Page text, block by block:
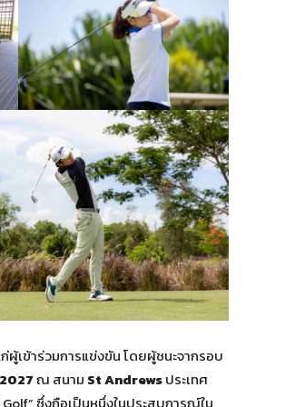
เข้าร่วมการแข่งขัน โดยผู้ชนะจากรอบ
ณ สนาม St Andrewsประเทศ